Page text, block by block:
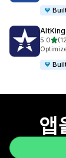
5.0별 5
총 리뷰
앱